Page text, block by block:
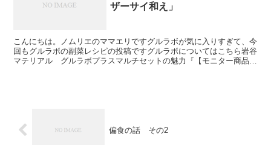
ザーサイ和え」
こんにちは。ノムリエのママエリですグルラボが気に入りすぎて、今
回もグルラボの副菜レシピの投稿ですグルラボについてはこちら岩谷
マテリアル グルラボプラスマルチセットの魅力『【モニター商品】
偏食の話 その2